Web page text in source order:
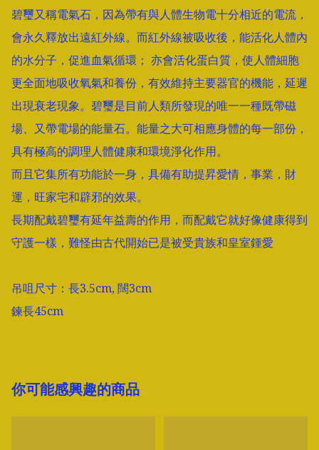
碧璽又稱電氣石，因為帶有與人體生物電十分相近的電流，
會永久釋放出遠紅外線。而紅外線被吸收後，能活化人體內
的水分子，促進血氣循環； 亦會活化蛋白質，使人體細胞
更全面地吸收氧氣和養份，有效維持主要器官的機能，延遲
出現衰老現象。碧璽是目前人類所發現的唯一一種既帶磁
場、又帶電場的能量石。能量之大可相應身體的每一部份，
具有極高的調理人體健康和環境淨化作用。
而且它集所有功能於一身，具備有助提昇愛情，事業，財
運，旺家宅和辟邪的效果。
長期配戴碧璽有延年益壽的作用，而配戴它就好像健康得到
守護一樣，難怪由古代開始已是被受貴族和皇室鍾愛
吊咀尺寸：長3.5cm, 闊3cm
鍊長45cm
你可能感興趣的商品